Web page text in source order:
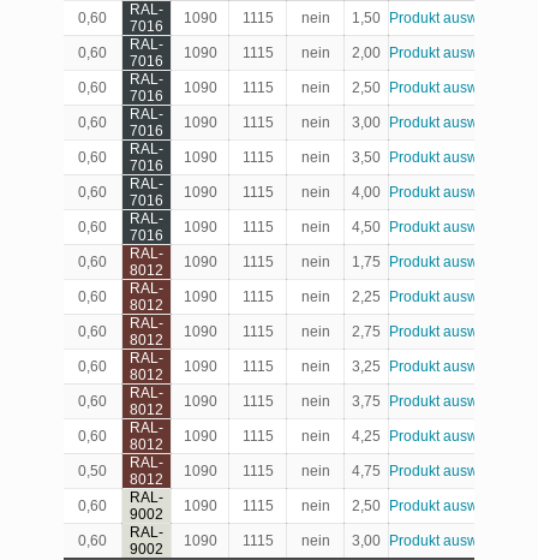
0,60
RAL-
7016
1090 1115 nein 1,50 Produkt auswählen
0,60
RAL-
7016
1090 1115 nein 2,00 Produkt auswählen
0,60
RAL-
7016
1090 1115 nein 2,50 Produkt auswählen
0,60
RAL-
7016
1090 1115 nein 3,00 Produkt auswählen
0,60
RAL-
7016
1090 1115 nein 3,50 Produkt auswählen
0,60
RAL-
7016
1090 1115 nein 4,00 Produkt auswählen
0,60
RAL-
7016
1090 1115 nein 4,50 Produkt auswählen
0,60
RAL-
8012
1090 1115 nein 1,75 Produkt auswählen
0,60
RAL-
8012
1090 1115 nein 2,25 Produkt auswählen
0,60
RAL-
8012
1090 1115 nein 2,75 Produkt auswählen
0,60
RAL-
8012
1090 1115 nein 3,25 Produkt auswählen
0,60
RAL-
8012
1090 1115 nein 3,75 Produkt auswählen
0,60
RAL-
8012
1090 1115 nein 4,25 Produkt auswählen
0,50
RAL-
8012
1090 1115 nein 4,75 Produkt auswählen
0,60
RAL-
9002
1090 1115 nein 2,50 Produkt auswählen
0,60
RAL-
9002
1090 1115 nein 3,00 Produkt auswählen